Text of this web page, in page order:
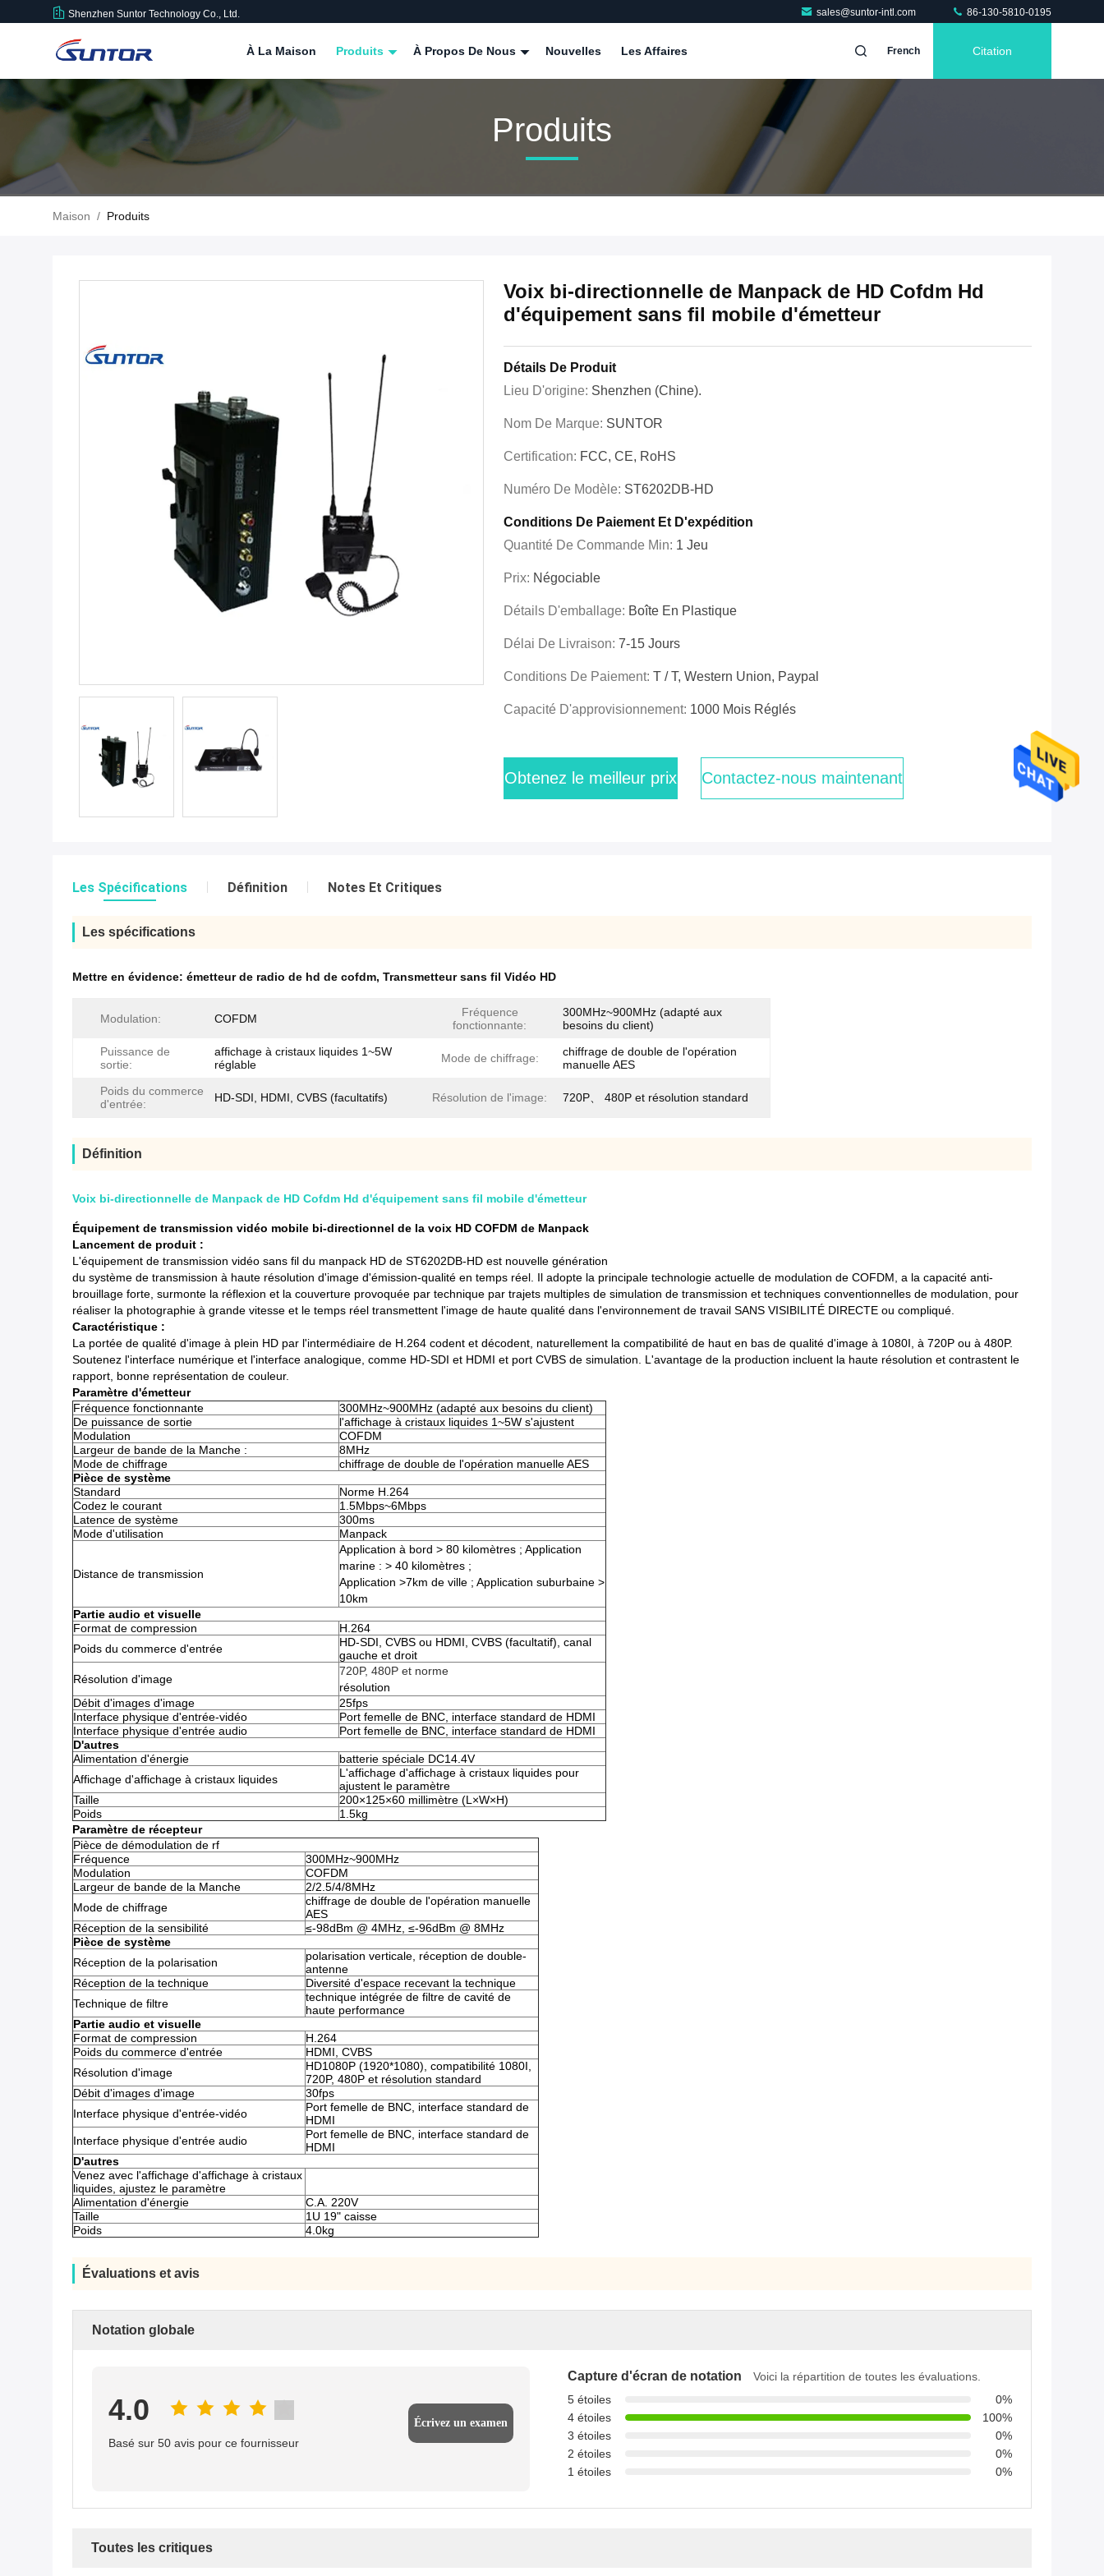
Shenzhen Suntor Technology Co., Ltd. sales@suntor-intl.com 86-130-5810-0195
À La Maison Produits À Propos De Nous Nouvelles Les Affaires French Citation
Produits
Maison / Produits
Voix bi-directionnelle de Manpack de HD Cofdm Hd
d'équipement sans fil mobile d'émetteur
Détails De Produit
Lieu D'origine: Shenzhen (Chine).
Nom De Marque: SUNTOR
Certification: FCC, CE, RoHS
Numéro De Modèle: ST6202DB-HD
Conditions De Paiement Et D'expédition
Quantité De Commande Min: 1 Jeu
Prix: Négociable
Détails D'emballage: Boîte En Plastique
Délai De Livraison: 7-15 Jours
Conditions De Paiement: T / T, Western Union, Paypal
Capacité D'approvisionnement: 1000 Mois Réglés
Obtenez le meilleur prix Contactez-nous maintenant
Les Spécifications Définition Notes Et Critiques
Les spécifications
Mettre en évidence: émetteur de radio de hd de cofdm, Transmetteur sans fil Vidéo HD
Modulation: COFDM
Fréquence
fonctionnante:
300MHz~900MHz (adapté aux
besoins du client)
Puissance de
sortie:
affichage à cristaux liquides 1~5W
réglable
Mode de chiffrage:
chiffrage de double de l'opération
manuelle AES
Poids du commerce
d'entrée:
HD-SDI, HDMI, CVBS (facultatifs) Résolution de l'image: 720P、 480P et résolution standard
Définition
Voix bi-directionnelle de Manpack de HD Cofdm Hd d'équipement sans fil mobile d'émetteur
Équipement de transmission vidéo mobile bi-directionnel de la voix HD COFDM de Manpack
Lancement de produit :
L'équipement de transmission vidéo sans fil du manpack HD de ST6202DB-HD est nouvelle génération
du système de transmission à haute résolution d'image d'émission-qualité en temps réel. Il adopte la principale technologie actuelle de modulation de COFDM, a la capacité anti-
brouillage forte, surmonte la réflexion et la couverture provoquée par technique par trajets multiples de simulation de transmission et techniques conventionnelles de modulation, pour
réaliser la photographie à grande vitesse et le temps réel transmettent l'image de haute qualité dans l'environnement de travail SANS VISIBILITÉ DIRECTE ou compliqué.
Caractéristique :
La portée de qualité d'image à plein HD par l'intermédiaire de H.264 codent et décodent, naturellement la compatibilité de haut en bas de qualité d'image à 1080I, à 720P ou à 480P.
Soutenez l'interface numérique et l'interface analogique, comme HD-SDI et HDMI et port CVBS de simulation. L'avantage de la production incluent la haute résolution et contrastent le
rapport, bonne représentation de couleur.
Paramètre d'émetteur
Fréquence fonctionnante
300MHz~900MHz (adapté aux besoins du client)
De puissance de sortie
l'affichage à cristaux liquides 1~5W s'ajustent
Modulation
COFDM
Largeur de bande de la Manche :
8MHz
Mode de chiffrage
chiffrage de double de l'opération manuelle AES
Pièce de système
Standard
Norme H.264
Codez le courant
1.5Mbps~6Mbps
Latence de système
300ms
Mode d'utilisation
Manpack
Distance de transmission
Application à bord > 80 kilomètres ; Application
marine : > 40 kilomètres ;
Application >7km de ville ; Application suburbaine >
10km
Partie audio et visuelle
Format de compression
H.264
Poids du commerce d'entrée
HD-SDI, CVBS ou HDMI, CVBS (facultatif), canal
gauche et droit
Résolution d'image
720P, 480P et norme
résolution
Débit d'images d'image
25fps
Interface physique d'entrée-vidéo
Port femelle de BNC, interface standard de HDMI
Interface physique d'entrée audio
Port femelle de BNC, interface standard de HDMI
D'autres
Alimentation d'énergie
batterie spéciale DC14.4V
Affichage d'affichage à cristaux liquides
L'affichage d'affichage à cristaux liquides pour
ajustent le paramètre
Taille
200×125×60 millimètre (L×W×H)
Poids
1.5kg
Paramètre de récepteur
Pièce de démodulation de rf
Fréquence
300MHz~900MHz
Modulation
COFDM
Largeur de bande de la Manche
2/2.5/4/8MHz
Mode de chiffrage
chiffrage de double de l'opération manuelle
AES
Réception de la sensibilité
≤-98dBm @ 4MHz, ≤-96dBm @ 8MHz
Pièce de système
Réception de la polarisation
polarisation verticale, réception de double-
antenne
Réception de la technique
Diversité d'espace recevant la technique
Technique de filtre
technique intégrée de filtre de cavité de
haute performance
Partie audio et visuelle
Format de compression
H.264
Poids du commerce d'entrée
HDMI, CVBS
Résolution d'image
HD1080P (1920*1080), compatibilité 1080I,
720P, 480P et résolution standard
Débit d'images d'image
30fps
Interface physique d'entrée-vidéo
Port femelle de BNC, interface standard de
HDMI
Interface physique d'entrée audio
Port femelle de BNC, interface standard de
HDMI
D'autres
Venez avec l'affichage d'affichage à cristaux
liquides, ajustez le paramètre
Alimentation d'énergie
C.A. 220V
Taille
1U 19" caisse
Poids
4.0kg
Évaluations et avis
Notation globale
4.0
Basé sur 50 avis pour ce fournisseur
Écrivez un examen
Capture d'écran de notation
Voici la répartition de toutes les évaluations.
5 étoiles
0%
4 étoiles
100%
3 étoiles
0%
2 étoiles
0%
1 étoiles
0%
Toutes les critiques